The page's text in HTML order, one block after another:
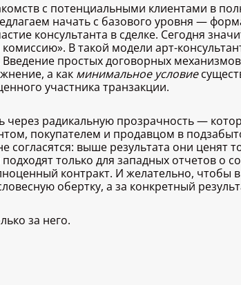
с потенциальными клиентами в
начать с базового уровня —
консультанта в сделке. Сегодня
В такой модели арт-
простых договорных
а как минимальное условие
участника транзакции.
радикальную прозрачность —
покупателем и продавцом в
согласятся: выше результата они ценят
только для западных отчетов о
контракт. И желательно,
обертку, а за конкретный
за него.